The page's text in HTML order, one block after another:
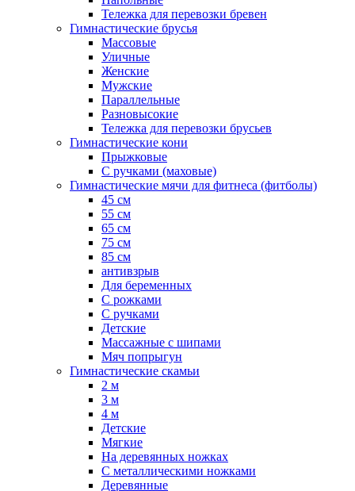
Тележка для перевозки бревен
Гимнастические брусья
Массовые
Уличные
Женские
Мужские
Параллельные
Разновысокие
Тележка для перевозки брусьев
Гимнастические кони
Прыжковые
С ручками (маховые)
Гимнастические мячи для фитнеса (фитболы)
45 см
55 см
65 см
75 см
85 см
антивзрыв
Для беременных
С рожками
С ручками
Детские
Массажные с шипами
Мяч попрыгун
Гимнастические скамьи
2 м
3 м
4 м
Детские
Мягкие
На деревянных ножках
С металлическими ножками
Деревянные